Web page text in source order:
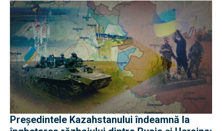
Președintele Kazahstanului îndeamnă la